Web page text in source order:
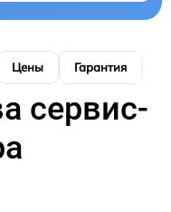
Цены Гарантия
сервис-